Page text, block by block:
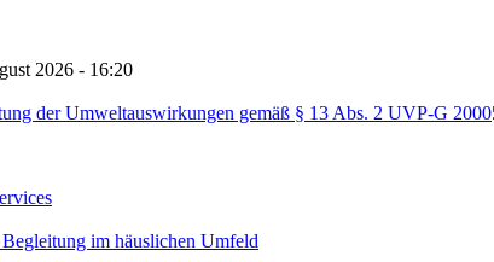
2026 - 16:20
der Umweltauswirkungen gemäß § 13 Abs. 2 UVP-G 2000
im häuslichen Umfeld